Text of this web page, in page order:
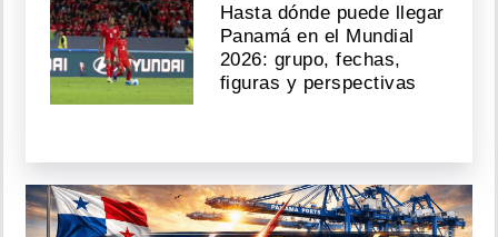
Hasta dónde puede llegar
Panamá en el Mundial
2026: grupo, fechas,
figuras y perspectivas